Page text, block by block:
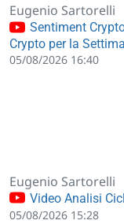
Eugenio Sartorelli
Sentiment
Crypto per la
05/08/2026 16:40
Eugenio Sartorelli
Video Analisi
05/08/2026 15:28